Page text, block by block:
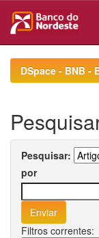
navigationDSpace - BNB -
Pesquisar:
por
Filtros correntes: